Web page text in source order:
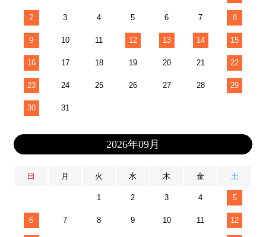
2 3 4 5 6 7 8
9 10 11 12 13 14 15
16 17 18 19 20 21 22
23 24 25 26 27 28 29
30 31
2026年09月
日 月 火 水 木 金 土
1 2 3 4 5
6 7 8 9 10 11 12